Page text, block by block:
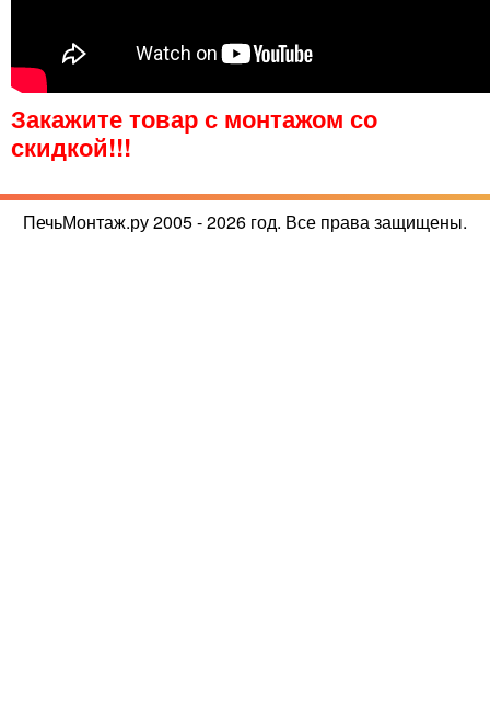
Закажите товар с монтажом со
скидкой!!!
ПечьМонтаж.ру 2005 - 2026 год. Все права защищены.